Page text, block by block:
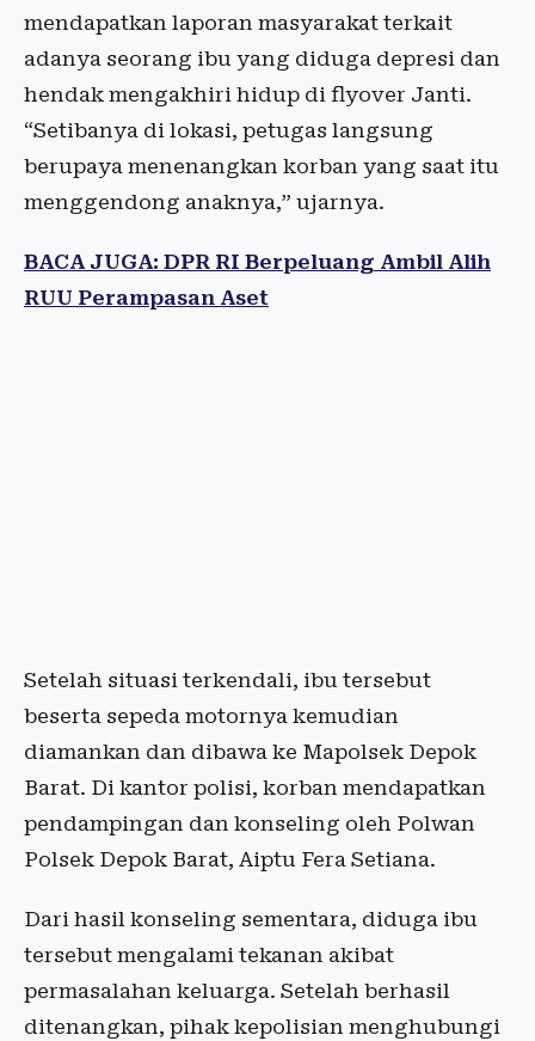
mendapatkan laporan masyarakat terkait
adanya seorang ibu yang diduga depresi dan
hendak mengakhiri hidup di flyover Janti.
“Setibanya di lokasi, petugas langsung
berupaya menenangkan korban yang saat itu
menggendong anaknya,” ujarnya.
BACA JUGA: DPR RI Berpeluang Ambil Alih
RUU Perampasan Aset
Setelah situasi terkendali, ibu tersebut
beserta sepeda motornya kemudian
diamankan dan dibawa ke Mapolsek Depok
Barat. Di kantor polisi, korban mendapatkan
pendampingan dan konseling oleh Polwan
Polsek Depok Barat, Aiptu Fera Setiana.
Dari hasil konseling sementara, diduga ibu
tersebut mengalami tekanan akibat
permasalahan keluarga. Setelah berhasil
ditenangkan, pihak kepolisian menghubungi